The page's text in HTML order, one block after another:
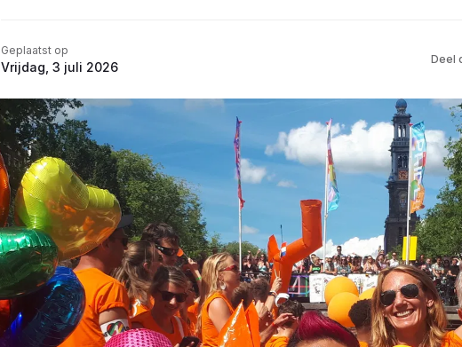
Geplaatst op
Vrijdag, 3 juli 2026
Deel